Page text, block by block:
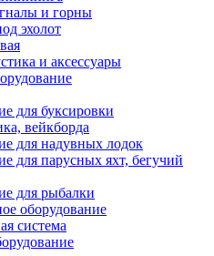
и горны
эхолот
и аксессуары
для буксировки
вейкборда
для надувных лодок
для парусных яхт, бегучий
для рыбалки
оборудование
система